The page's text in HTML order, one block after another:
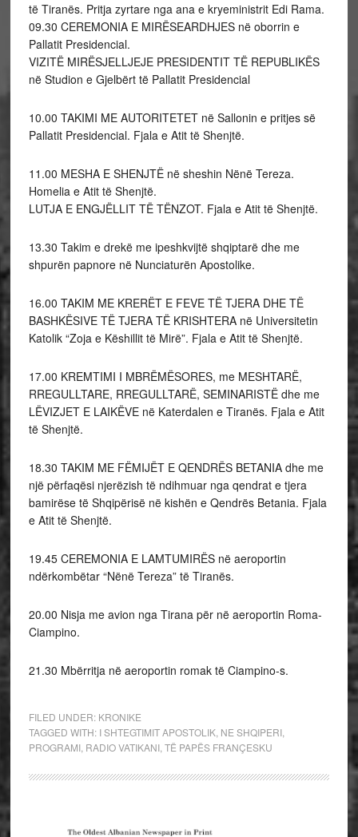
të Tiranës. Pritja zyrtare nga ana e kryeministrit Edi Rama.
09.30 CEREMONIA E MIRËSEARDHJES në oborrin e
Pallatit Presidencial.
VIZITË MIRËSJELLJEJE PRESIDENTIT TË REPUBLIKËS
në Studion e Gjelbërt të Pallatit Presidencial
10.00 TAKIMI ME AUTORITETET në Sallonin e pritjes së
Pallatit Presidencial. Fjala e Atit të Shenjtë.
11.00 MESHA E SHENJTË në sheshin Nënë Tereza.
Homelia e Atit të Shenjtë.
LUTJA E ENGJËLLIT TË TËNZOT. Fjala e Atit të Shenjtë.
13.30 Takim e drekë me ipeshkvijtë shqiptarë dhe me
shpurën papnore në Nunciaturën Apostolike.
16.00 TAKIM ME KRERËT E FEVE TË TJERA DHE TË
BASHKËSIVE TË TJERA TË KRISHTERA në Universitetin
Katolik “Zoja e Këshillit të Mirë”. Fjala e Atit të Shenjtë.
17.00 KREMTIMI I MBRËMËSORES, me MESHTARË,
RREGULLTARE, RREGULLTARË, SEMINARISTË dhe me
LËVIZJET E LAIKËVE në Katerdalen e Tiranës. Fjala e Atit
të Shenjtë.
18.30 TAKIM ME FËMIJËT E QENDRËS BETANIA dhe me
një përfaqësi njerëzish të ndihmuar nga qendrat e tjera
bamirëse të Shqipërisë në kishën e Qendrës Betania. Fjala
e Atit të Shenjtë.
19.45 CEREMONIA E LAMTUMIRËS në aeroportin
ndërkombëtar “Nënë Tereza” të Tiranës.
20.00 Nisja me avion nga Tirana për në aeroportin Roma-
Ciampino.
21.30 Mbërritja në aeroportin romak të Ciampino-s.
FILED UNDER: KRONIKE
TAGGED WITH: I SHTEGTIMIT APOSTOLIK, NE SHQIPERI,
PROGRAMI, RADIO VATIKANI, TË PAPËS FRANÇESKU